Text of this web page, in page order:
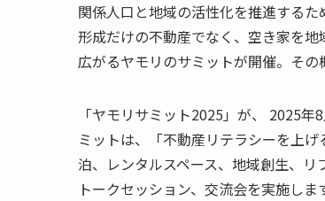
関係人口と地域の活性化を推進する
形成だけの不動産でなく、空き家を
広がるヤモリのサミットが開催。その
「ヤモリサミット2025」が、 2025
ミットは、「不動産リテラシーを上
泊、レンタルスペース、地域創生、
トークセッション、交流会を実施しま